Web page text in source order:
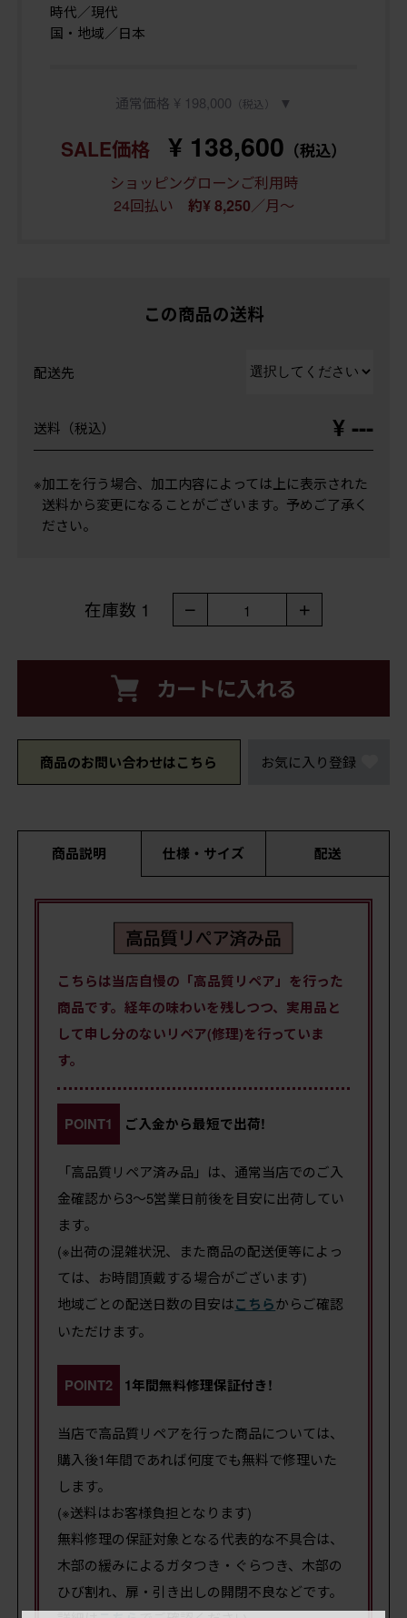
時代／現代
国・地域／日本
通常価格 ¥ 198,000 （税込） ▼
SALE価格 ¥ 138,600 （税込）
ショッピングローンご利用時
24回払い 約¥ 8,250／月～
この商品の送料
配送先
送料（税込） ¥ ---
※加工を行う場合、加工内容によっては上に表示された
送料から変更になることがございます。予めご了承く
ださい。
在庫数 1 － 1 ＋
カートに入れる
商品のお問い合わせはこちら お気に入り登録
商品説明 仕様・サイズ 配送
こちらは当店自慢の「高品質リペア」を行った
商品です。経年の味わいを残しつつ、実用品と
して申し分のないリペア(修理)を行っていま
す。
POINT1 ご入金から最短で出荷!
「高品質リペア済み品」は、通常当店でのご入
金確認から3～5営業日前後を目安に出荷してい
ます。
(※出荷の混雑状況、また商品の配送便等によっ
ては、お時間頂戴する場合がございます)
地域ごとの配送日数の目安はこちらからご確認
いただけます。
POINT2 1年間無料修理保証付き!
当店で高品質リペアを行った商品については、
購入後1年間であれば何度でも無料で修理いた
します。
(※送料はお客様負担となります)
無料修理の保証対象となる代表的な不具合は、
木部の緩みによるガタつき・ぐらつき、木部の
ひび割れ、扉・引き出しの開閉不良などです。